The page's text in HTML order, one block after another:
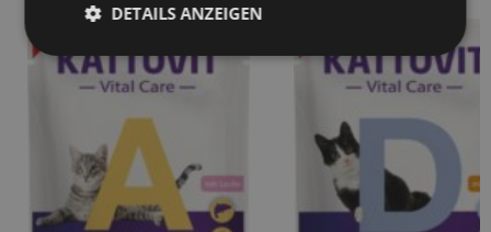
DETAILS ANZEIGEN